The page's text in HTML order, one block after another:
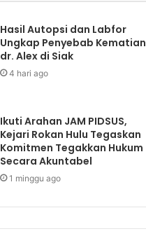
Hasil Autopsi dan Labfor
Ungkap Penyebab Kematian
dr. Alex di Siak
4 hari ago
Ikuti Arahan JAM PIDSUS,
Kejari Rokan Hulu Tegaskan
Komitmen Tegakkan Hukum
Secara Akuntabel
1 minggu ago